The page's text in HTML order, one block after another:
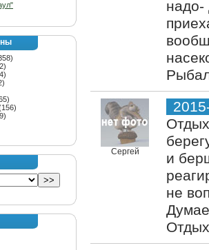
надо-
Сергей
и
не